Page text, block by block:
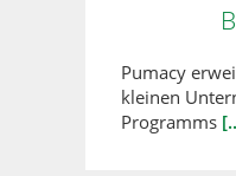
Pumacy
kleinen
Programms